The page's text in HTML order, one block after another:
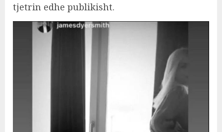
tjetrin edhe publikisht.